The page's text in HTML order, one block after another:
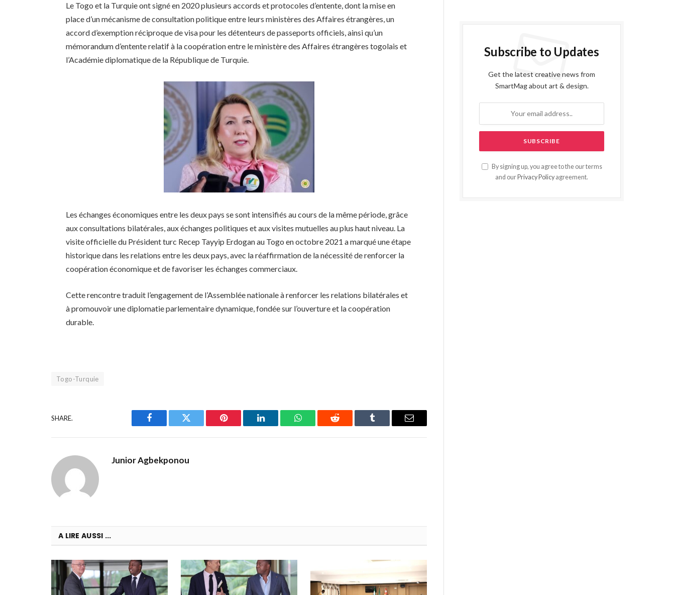
Le Togo et la Turquie ont signé en 2020 plusieurs accords et protocoles d’entente, dont la mise en
place d’un mécanisme de consultation politique entre leurs ministères des Affaires étrangères, un
accord d’exemption réciproque de visa pour les détenteurs de passeports officiels, ainsi qu’un
mémorandum d’entente relatif à la coopération entre le ministère des Affaires étrangères togolais et
l’Académie diplomatique de la République de Turquie.
Les échanges économiques entre les deux pays se sont intensifiés au cours de la même période, grâce
aux consultations bilatérales, aux échanges politiques et aux visites mutuelles au plus haut niveau. La
visite officielle du Président turc Recep Tayyip Erdogan au Togo en octobre 2021 a marqué une étape
historique dans les relations entre les deux pays, avec la réaffirmation de la nécessité de renforcer la
coopération économique et de favoriser les échanges commerciaux.
Cette rencontre traduit l’engagement de l’Assemblée nationale à renforcer les relations bilatérales et
à promouvoir une diplomatie parlementaire dynamique, fondée sur l’ouverture et la coopération
durable.
Togo-Turquie
SHARE.
Facebook Twitter Pinterest LinkedIn WhatsAppReddit Tumblr Email
Junior Agbekponou
A LIRE AUSSI ...
Subscribe to Updates
Get the latest creative news from
SmartMag about art & design.
By signing up, you agree to the our terms
and our Privacy Policy agreement.